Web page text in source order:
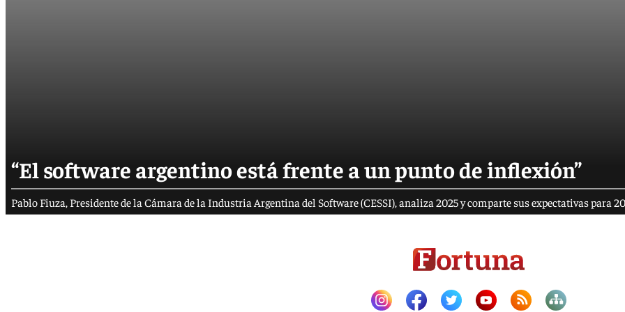
“El software argentino está frente a un punto de inflexión”
Pablo Fiuza, Presidente de la Cámara de la Industria Argentina del Software (CESSI), analiza 2025 y comparte sus expectativas para